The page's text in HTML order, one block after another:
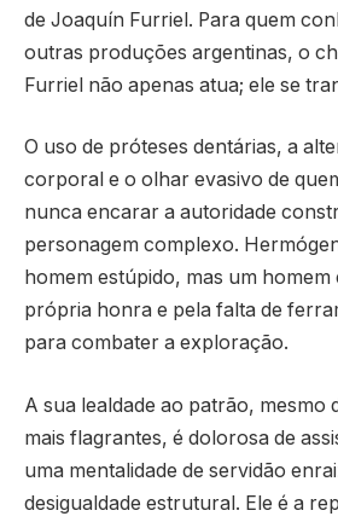
de Joaquín Furriel. Para quem
outras produções argentinas, o
Furriel não apenas atua; ele se
O uso de próteses dentárias, a
corporal e o olhar evasivo de
nunca encarar a autoridade
personagem complexo.
homem estúpido, mas um homem
própria honra e pela falta de
para combater a exploração.
A sua lealdade ao patrão, mesmo
mais flagrantes, é dolorosa de
uma mentalidade de servidão
desigualdade estrutural. Ele é a